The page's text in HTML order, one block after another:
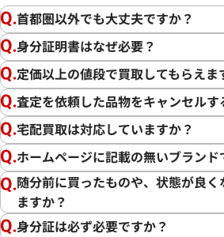
首都圏以外でも大丈夫ですか？
身分証明書はなぜ必要？
定価以上の値段で買取してもらえま
査定を依頼した品物をキャンセルす
宅配買取は対応していますか？
ホームページに記載の無いブランド
随分前に買ったものや、状態が良
ますか？
身分証は必ず必要ですか？